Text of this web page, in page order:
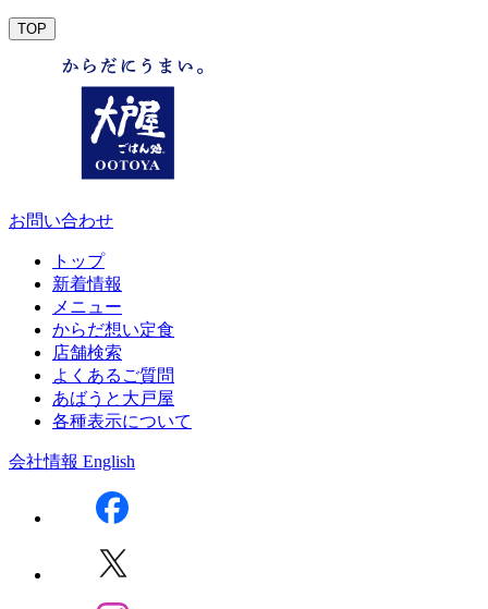
TOP
お問い合わせ
トップ
新着情報
メニュー
からだ想い定食
店舗検索
よくあるご質問
あばうと大戸屋
各種表示について
会社情報 English